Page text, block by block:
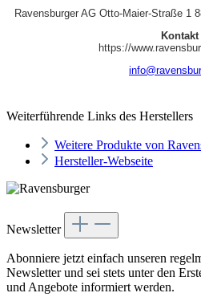
Ravensburger AG Otto‑Maier‑Straße 1
Kontakt
https://
Weiterführende Links des Herstellers
Weitere Produkte von
Hersteller-Webseite
Newsletter
Abonniere jetzt einfach unseren
Newsletter und sei stets unter den
und Angebote informiert werden.